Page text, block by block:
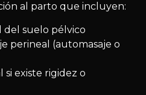
al parto que incluyen:
del suelo pélvico
perineal (automasaje o
existe rigidez o